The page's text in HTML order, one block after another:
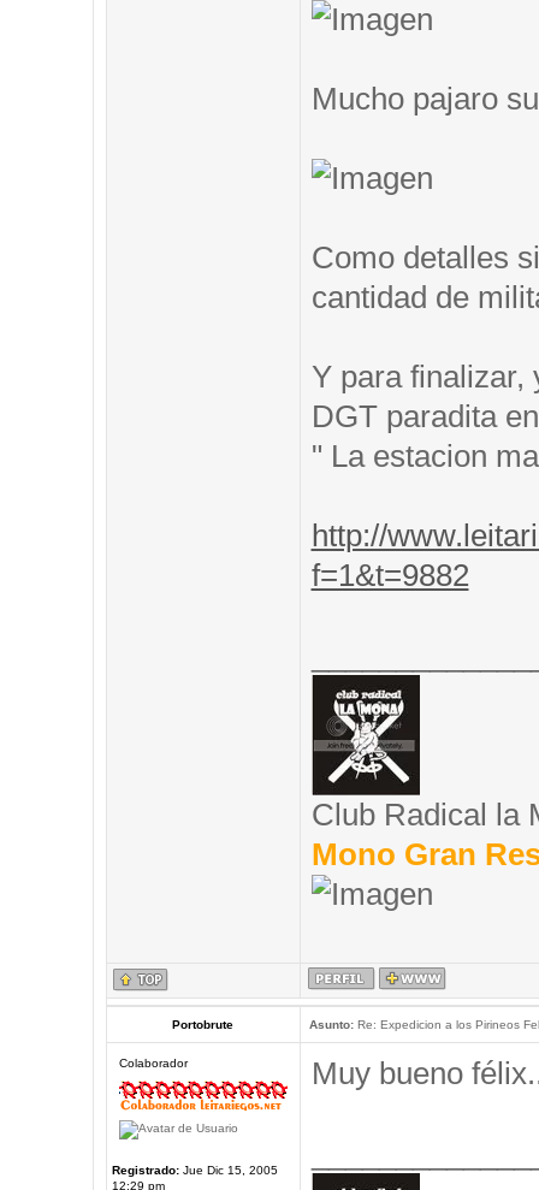
Mucho pajaro
Como detalles
cantidad de
Y para finalizar,
DGT paradita
" La estacion
http://
f=1&t=9882
Club Radical la
Mono Gran
Portobrute Asunto:Re: Expedicion a los Pirineos
Colaborador
Registrado:Jue Dic 15, 2005
12:29 pm
Muy bueno